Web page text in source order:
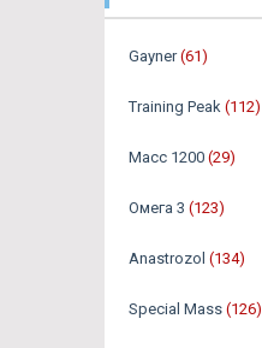
Gayner (61)
Training Peak (112)
Масс 1200 (29)
Омега 3 (123)
Аnastrozol (134)
Special Mass (126)